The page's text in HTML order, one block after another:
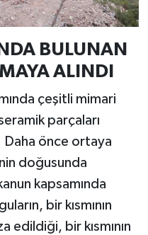
BULUNAN
ALINDI
çeşitli mimari
parçaları
Daha önce ortaya
doğusunda
kapsamında
bir kısmının
edildiği, bir kısmının